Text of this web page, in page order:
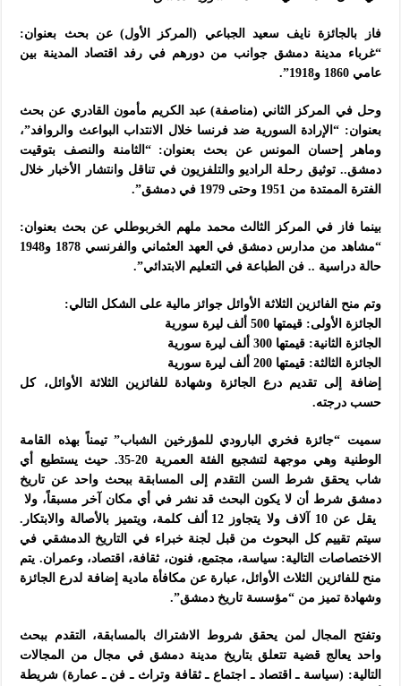
فاز بالجائزة نايف سعيد الجباعي (المركز الأول) عن بحث بعنوان:
“غرباء مدينة دمشق جوانب من دورهم في رفد اقتصاد المدينة بين
عامي 1860 و1918”.
وحل في المركز الثاني (مناصفة) عبد الكريم مأمون القادري عن بحث
بعنوان: “الإرادة السورية ضد فرنسا خلال الانتداب البواعث والروافد”،
وماهر إحسان المونس عن بحث بعنوان: “الثامنة والنصف بتوقيت
دمشق.. توثيق رحلة الراديو والتلفزيون في تناقل وانتشار الأخبار خلال
الفترة الممتدة من 1951 وحتى 1979 في دمشق”.
بينما فاز في المركز الثالث محمد ملهم الخربوطلي عن بحث بعنوان:
“مشاهد من مدارس دمشق في العهد العثماني والفرنسي 1878 و1948
حالة دراسية .. فن الطباعة في التعليم الابتدائي”.
وتم منح الفائزين الثلاثة الأوائل جوائز مالية على الشكل التالي:
الجائزة الأولى: قيمتها 500 ألف ليرة سورية
الجائزة الثانية: قيمتها 300 ألف ليرة سورية
الجائزة الثالثة: قيمتها 200 ألف ليرة سورية
إضافة إلى تقديم درع الجائزة وشهادة للفائزين الثلاثة الأوائل، كل
حسب درجته.
سميت “جائزة فخري البارودي للمؤرخين الشباب” تيمناً بهذه القامة
الوطنية وهي موجهة لتشجيع الفئة العمرية 20-35. حيث يستطيع أي
شاب يحقق شرط السن التقدم إلى المسابقة ببحث واحد عن تاريخ
دمشق شرط أن لا يكون البحث قد نشر في أي مكان آخر مسبقاً، ولا
يقل عن 10 آلاف ولا يتجاوز 12 ألف كلمة، ويتميز بالأصالة والابتكار.
سيتم تقييم كل البحوث من قبل لجنة خبراء في التاريخ الدمشقي في
الاختصاصات التالية: سياسة، مجتمع، فنون، ثقافة، اقتصاد، وعمران. يتم
منح للفائزين الثلاث الأوائل، عبارة عن مكافأة مادية إضافة لدرع الجائزة
وشهادة تميز من “مؤسسة تاريخ دمشق”.
وتفتح المجال لمن يحقق شروط الاشتراك بالمسابقة، التقدم ببحث
واحد يعالج قضية تتعلق بتاريخ مدينة دمشق في مجال من المجالات
التالية: (سياسة ـ اقتصاد ـ اجتماع ـ ثقافة وتراث ـ فن ـ عمارة) شريطة